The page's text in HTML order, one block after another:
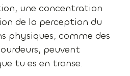
une concentration
de la perception du
physiques, comme des
peuvent
tu es en transe.